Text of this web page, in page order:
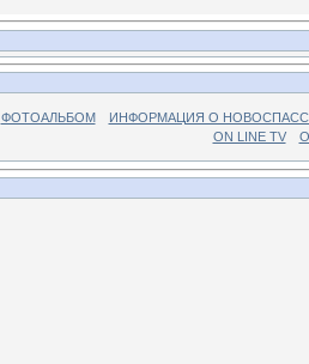
ФОТОАЛЬБОМ
ИНФОРМАЦИЯ О
ON LINE TV